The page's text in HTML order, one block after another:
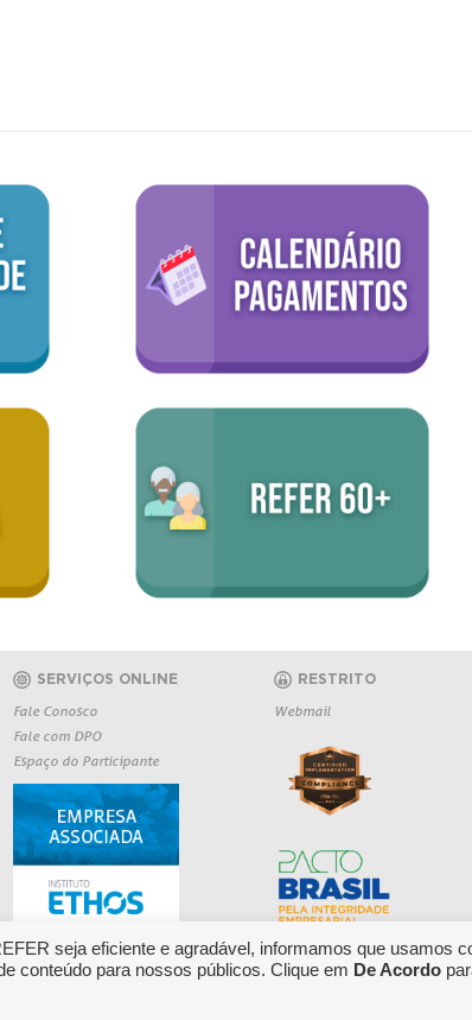
SERVIÇOS ONLINE
Fale Conosco
Fale com DPO
Espaço do Participante
RESTRITO
Webmail
0800 709 6362
seja eficiente e agradável, informamos que usamos
conteúdo para nossos públicos. Clique em De Acordo